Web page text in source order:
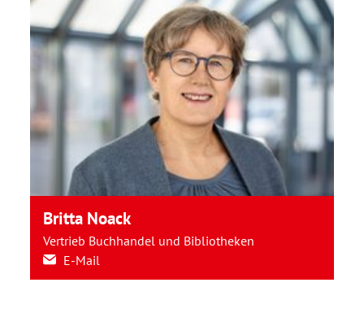
Britta Noack
Vertrieb Buchhandel und Bibliotheken
E-Mail